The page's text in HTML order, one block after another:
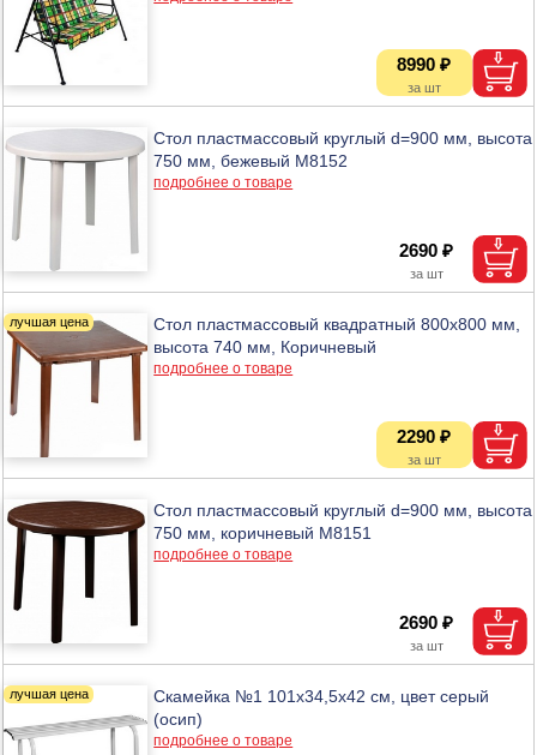
8990 ₽
Стол пластмассовый круглый d=900 мм, высота
750 мм, бежевый М8152
подробнее о товаре
2690 ₽
Стол пластмассовый квадратный 800х800 мм,
высота 740 мм, Коричневый
подробнее о товаре
2290 ₽
Стол пластмассовый круглый d=900 мм, высота
750 мм, коричневый М8151
подробнее о товаре
2690 ₽
Скамейка №1 101х34,5х42 см, цвет серый
(осип)
подробнее о товаре